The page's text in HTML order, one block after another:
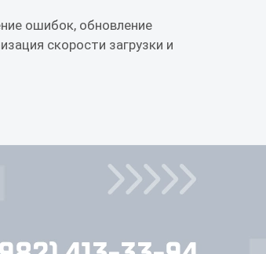
ошибок, обновление
скорости загрузки и